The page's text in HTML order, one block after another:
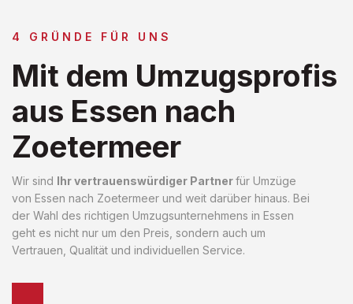
4 GRÜNDE FÜR UNS
Mit dem Umzugsprofis
aus Essen nach
Zoetermeer
Wir sind Ihr vertrauenswürdiger Partnerfür Umzüge
von Essen nach Zoetermeer und weit darüber hinaus. Bei
der Wahl des richtigen Umzugsunternehmens in Essen
geht es nicht nur um den Preis, sondern auch um
Vertrauen, Qualität und individuellen Service.